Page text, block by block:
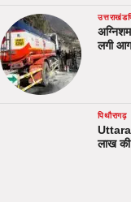
उत्तराखंड
लगी
पिथौरागढ़
लाख